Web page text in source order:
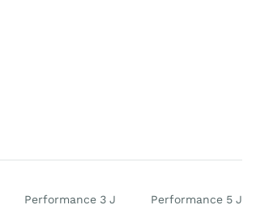
Performance 3 J Performance 5 J